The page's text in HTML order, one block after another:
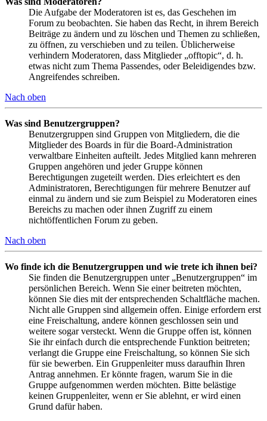
Die Aufgabe der Moderatoren ist es, das Geschehen im
Forum zu beobachten. Sie haben das Recht, in ihrem Bereich
Beiträge zu ändern und zu löschen und Themen zu schließen,
zu öffnen, zu verschieben und zu teilen. Üblicherweise
verhindern Moderatoren, dass Mitglieder „offtopic“, d. h.
etwas nicht zum Thema Passendes, oder Beleidigendes bzw.
Angreifendes schreiben.
Nach oben
Was sind Benutzergruppen?
Benutzergruppen sind Gruppen von Mitgliedern, die die
Mitglieder des Boards in für die Board-Administration
verwaltbare Einheiten aufteilt. Jedes Mitglied kann mehreren
Gruppen angehören und jeder Gruppe können
Berechtigungen zugeteilt werden. Dies erleichtert es den
Administratoren, Berechtigungen für mehrere Benutzer auf
einmal zu ändern und sie zum Beispiel zu Moderatoren eines
Bereichs zu machen oder ihnen Zugriff zu einem
nichtöffentlichen Forum zu geben.
Nach oben
Wo finde ich die Benutzergruppen und wie trete ich ihnen bei?
Sie finden die Benutzergruppen unter „Benutzergruppen“ im
persönlichen Bereich. Wenn Sie einer beitreten möchten,
können Sie dies mit der entsprechenden Schaltfläche machen.
Nicht alle Gruppen sind allgemein offen. Einige erfordern erst
eine Freischaltung, andere können geschlossen sein und
weitere sogar versteckt. Wenn die Gruppe offen ist, können
Sie ihr einfach durch die entsprechende Funktion beitreten;
verlangt die Gruppe eine Freischaltung, so können Sie sich
für sie bewerben. Ein Gruppenleiter muss daraufhin Ihren
Antrag annehmen. Er könnte fragen, warum Sie in die
Gruppe aufgenommen werden möchten. Bitte belästige
keinen Gruppenleiter, wenn er Sie ablehnt, er wird einen
Grund dafür haben.